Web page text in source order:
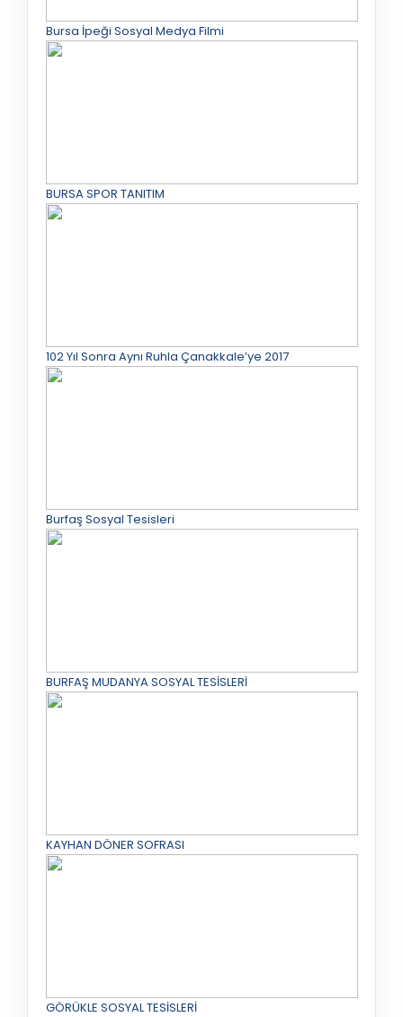
Bursa İpeği Sosyal Medya Filmi
BURSA SPOR TANITIM
102 Yıl Sonra Aynı Ruhla Çanakkale’ye 2017
Burfaş Sosyal Tesisleri
BURFAŞ MUDANYA SOSYAL TESİSLERİ
KAYHAN DÖNER SOFRASI
GÖRÜKLE SOSYAL TESİSLERİ